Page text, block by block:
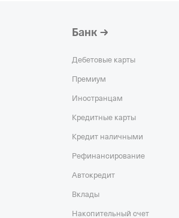
Банк
Дебетовые карты
Премиум
Иностранцам
Кредитные карты
Кредит наличными
Рефинансирование
Автокредит
Вклады
Накопительный счет